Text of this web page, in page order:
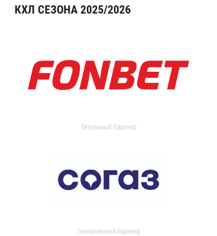
КХЛ СЕЗОНА 2025/2026
Титульный Партнер
Генеральный партнер